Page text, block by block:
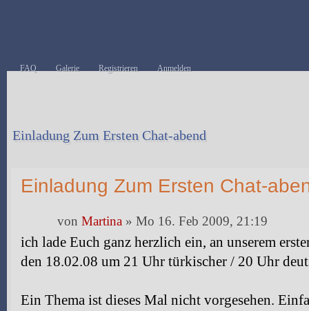
FAQ Galerie Registrieren Anmelden
Einladung Zum Ersten Chat-abend
Einladung Zum Ersten Chat-
von Martina » Mo 16. Feb 2009, 21:19
ich lade Euch ganz herzlich ein, an unserem
den 18.02.08 um 21 Uhr türkischer / 20 Uhr
Ein Thema ist dieses Mal nicht vorgesehen.